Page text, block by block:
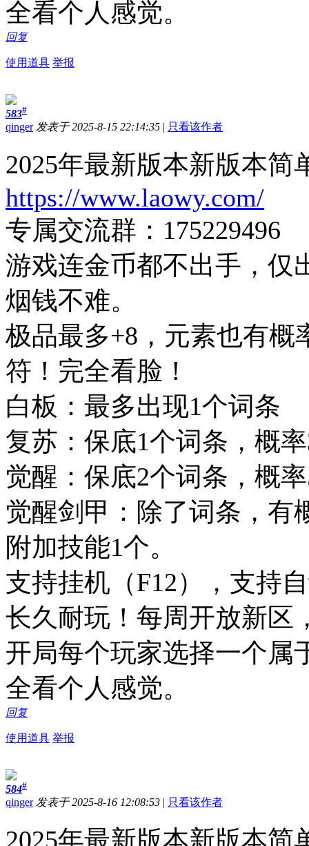
全看个人感觉。
回复
使用道具 举报
583#
qinger 发表于 2025-8-15 22:14:35 | 只看该作者
2025年最新版本新版本简
https://www.laowy.com/
专属交流群：175229496
游戏连金币都不出手，仅
烟钱不难。
极品最多+8，元素也有概
符！完全看脸！
白板：最多出现1个词条
复苏：保底1个词条，概
觉醒：保底2个词条，概
觉醒剑甲：除了词条，有
附加技能1个。
支持挂机（F12），支持
长久耐玩！每周开放新区
开局每个玩家选择一个属
全看个人感觉。
回复
使用道具 举报
584#
qinger 发表于 2025-8-16 12:08:53 | 只看该作者
2025年最新版本新版本简